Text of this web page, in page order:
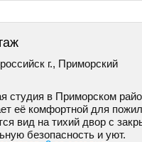
г., Приморский
студия в Приморском
её комфортной для
вид на тихий двор с
безопасность и уют.